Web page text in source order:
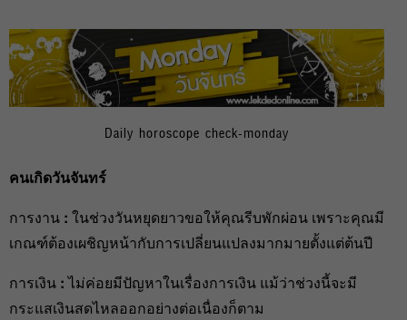
Daily horoscope check-monday
คนเกิดวันจันทร์
การงาน : ในช่วงวันหยุดยาวขอให้คุณรีบพักผ่อน เพราะคุณมี
เกณฑ์ต้องเผชิญหน้ากับการเปลี่ยนแปลงมากมายตั้งแต่ต้นปี
การเงิน :ไม่ค่อยมีปัญหาในเรื่องการเงิน แม้ว่าช่วงนี้จะมี
กระแสเงินสดไหลออกอย่างต่อเนื่องก็ตาม